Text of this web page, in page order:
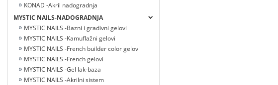
KONAD -Akril nadogradnja
MYSTIC NAILS-NADOGRADNJA
MYSTIC NAILS -Bazni i gradivni gelovi
MYSTIC NAILS -Kamuflažni gelovi
MYSTIC NAILS -French builder color gelovi
MYSTIC NAILS -French gelovi
MYSTIC NAILS -Gel lak-baza
MYSTIC NAILS -Akrilni sistem